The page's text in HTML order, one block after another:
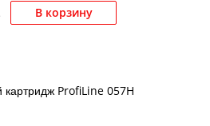
В корзину
ProfiLine 057H